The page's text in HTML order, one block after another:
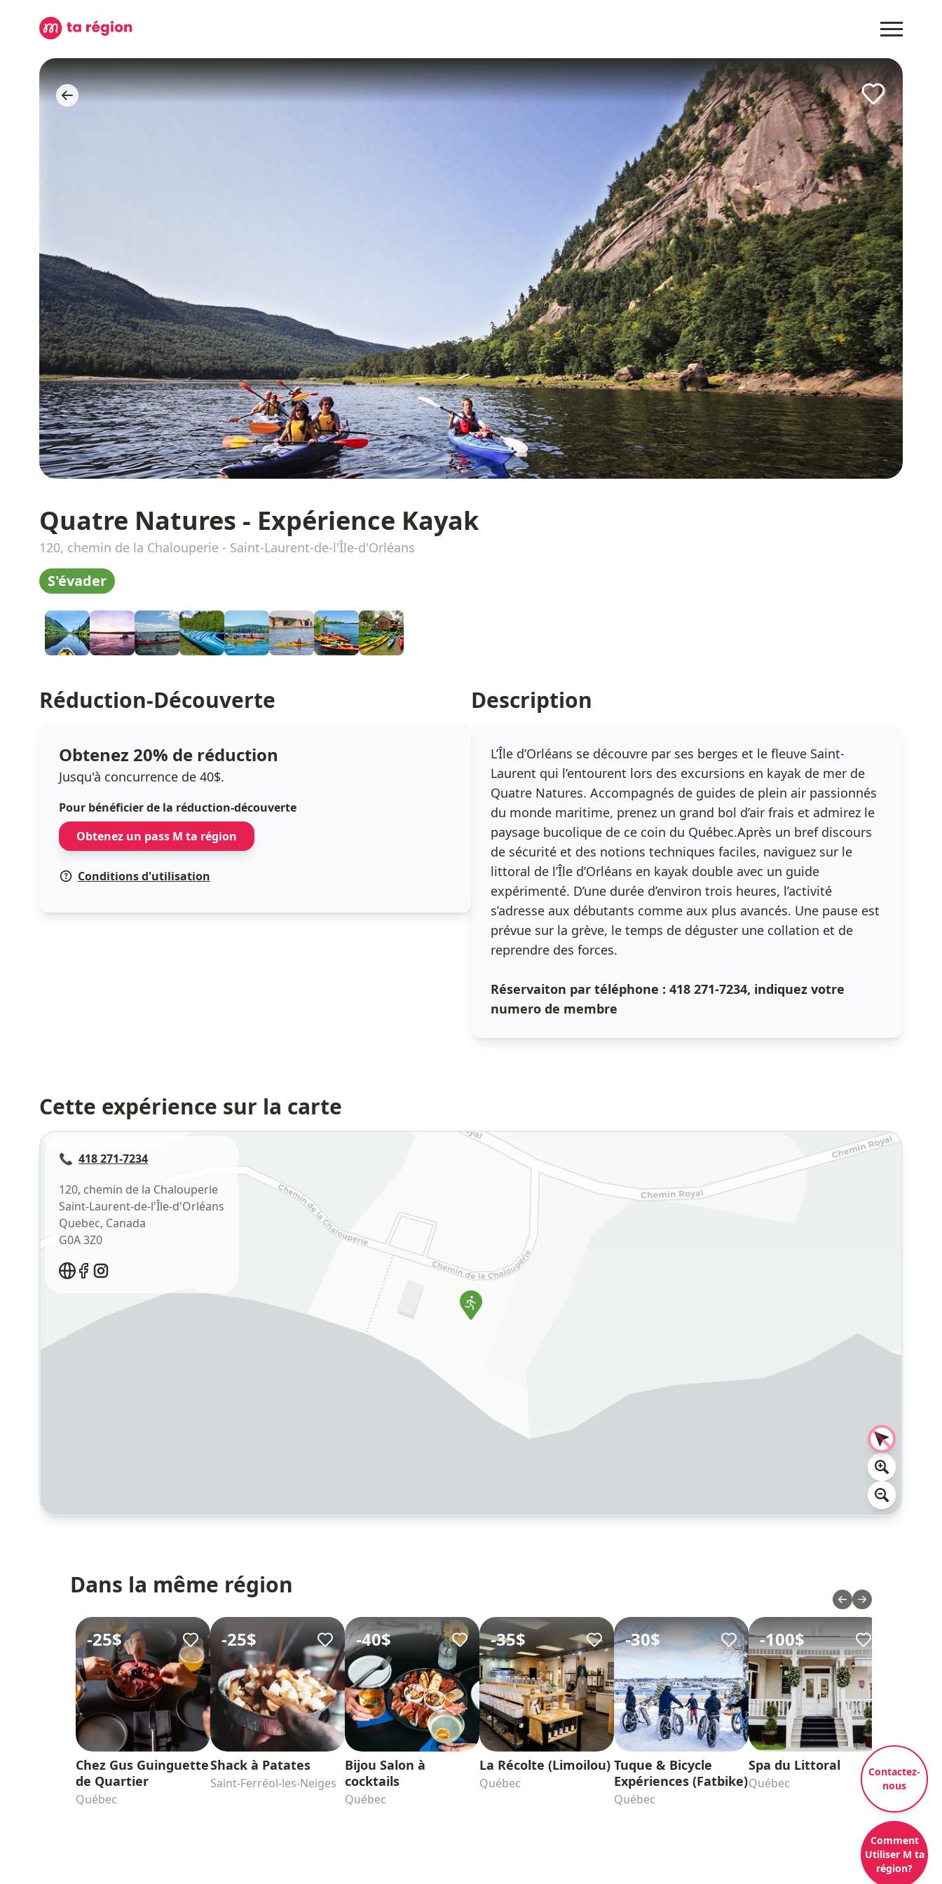
Quatre Natures - Expérience Kayak
120, chemin de la Chalouperie - Saint-Laurent-de-l'Île-d'Orléans
S'évader
Réduction-Découverte
Obtenez 20% de réduction
Jusqu'à concurrence de 40$.
Pour bénéficier de la réduction-découverte
Obtenez un pass M ta région
Conditions d'utilisation
Description
L’Île d’Orléans se découvre par ses berges et le fleuve Saint-
Laurent qui l’entourent lors des excursions en kayak de mer de
Quatre Natures. Accompagnés de guides de plein air passionnés
du monde maritime, prenez un grand bol d’air frais et admirez le
paysage bucolique de ce coin du Québec.Après un bref discours
de sécurité et des notions techniques faciles, naviguez sur le
littoral de l’Île d’Orléans en kayak double avec un guide
expérimenté. D’une durée d’environ trois heures, l’activité
s’adresse aux débutants comme aux plus avancés. Une pause est
prévue sur la grève, le temps de déguster une collation et de
reprendre des forces.
Réservaiton par téléphone : 418 271-7234, indiquez votre
numero de membre
Cette expérience sur la carte
📞 418 271-7234
120, chemin de la Chalouperie
Saint-Laurent-de-l'Île-d'Orléans
Quebec, Canada
G0A 3Z0
Dans la même région
-25$
Chez Gus Guinguette
de Quartier
Québec
-25$
Shack à Patates
Saint-Ferréol-les-Neiges
-40$
Bijou Salon à
cocktails
Québec
-35$
La Récolte (Limoilou)
Québec
-30$
Tuque & Bicycle
Expériences (Fatbike)
Québec
-100$
Spa du Littoral
Québec
Le
Sainte-
Contactez-
nous
Comment
Utiliser M ta
région?